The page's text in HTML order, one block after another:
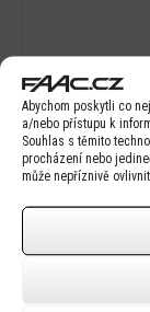
Abychom poskytli co
a/nebo přístupu k
Souhlas s těmito
procházení nebo
může nepříznivě